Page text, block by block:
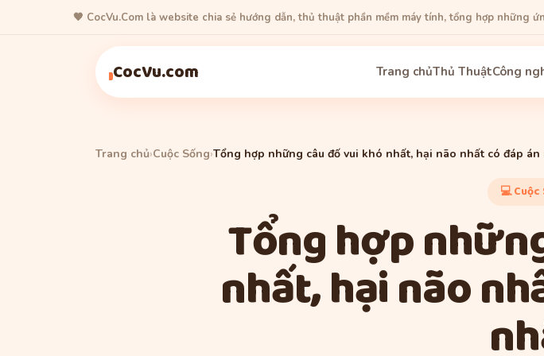
🧡 CocVu.Com là website chia sẻ hướng dẫn, thủ thuật phần mềm máy tính, tổng hợp những
CocVu.com Trang chủThủ ThuậtCông
Trang chủ›Cuộc Sống›Tổng hợp những câu đố vui khó nhất, hại não nhất có đáp án
💻 Cuộc
Tổng hợp
nhất, hại não
Cuộc Sống
Cuộc Sống
Cuộc Sống